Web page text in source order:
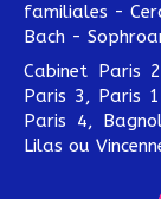
familiales -
Bach -
Cabinet Paris
Paris 3, Paris
Paris 4,
Lilas ou